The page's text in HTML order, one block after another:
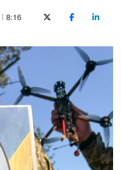
8:16
X (Twitter)Facebook